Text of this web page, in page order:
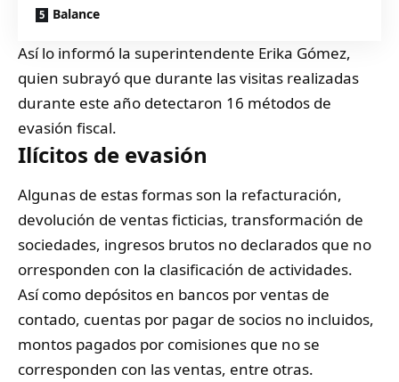
Balance
Así lo informó la superintendente Erika Gómez,
quien subrayó que durante las visitas realizadas
durante este año detectaron 16 métodos de
evasión fiscal.
Ilícitos de evasión
Algunas de estas formas son la refacturación,
devolución de ventas ficticias, transformación de
sociedades, ingresos brutos no declarados que no
orresponden con la clasificación de actividades.
Así como depósitos en bancos por ventas de
contado, cuentas por pagar de socios no incluidos,
montos pagados por comisiones que no se
corresponden con las ventas, entre otras.